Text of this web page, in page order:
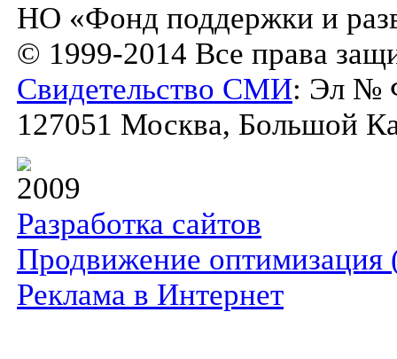
НО «Фонд поддержки и
© 1999-2014 Все права
Свидетельство СМИ: Эл №
127051 Москва, Большой
2009
Разработка сайтов
Продвижение оптимизация
Реклама в Интернет